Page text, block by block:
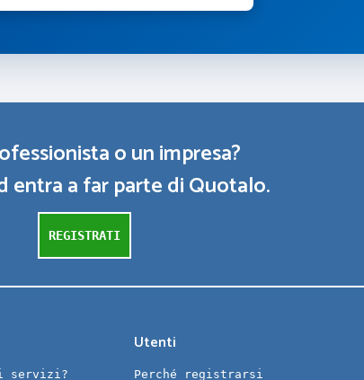
o un impresa?
entra a far parte di Quotalo.
REGISTRATI
servizi?
Utenti
Perché registrarsi